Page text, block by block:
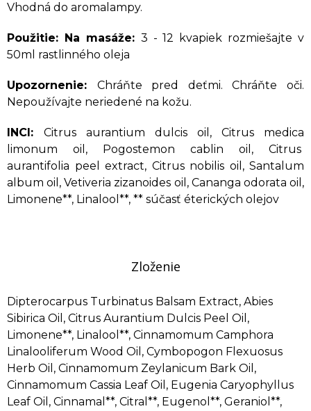
Vhodná do aromalampy.
Použitie: Na masáže: 3 - 12 kvapiek rozmiešajte v
50ml rastlinného oleja
Upozornenie: Chráňte pred deťmi. Chráňte oči.
Nepoužívajte neriedené na kožu.
INCI: Citrus aurantium dulcis oil, Citrus medica
limonum oil, Pogostemon cablin oil, Citrus
aurantifolia peel extract, Citrus nobilis oil, Santalum
album oil, Vetiveria zizanoides oil, Cananga odorata oil,
Limonene**, Linalool**, ** súčasť éterických olejov
Zloženie
Dipterocarpus Turbinatus Balsam Extract, Abies
Sibirica Oil, Citrus Aurantium Dulcis Peel Oil,
Limonene**, Linalool**, Cinnamomum Camphora
Linalooliferum Wood Oil, Cymbopogon Flexuosus
Herb Oil, Cinnamomum Zeylanicum Bark Oil,
Cinnamomum Cassia Leaf Oil, Eugenia Caryophyllus
Leaf Oil, Cinnamal**, Citral**, Eugenol**, Geraniol**,